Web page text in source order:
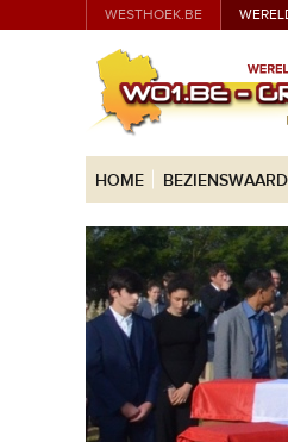
WESTHOEK.BE
HOME